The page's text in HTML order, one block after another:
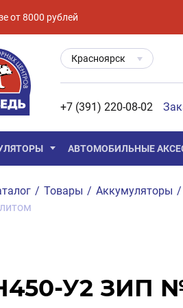
от 8000 рублей
Красноярск
+7 (391) 220-08-02
АВТОМОБИЛЬНЫЕ
/ Товары / Аккумуляторы /
У2 ЗИП